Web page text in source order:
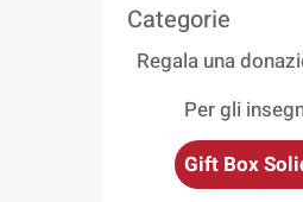
Categorie
Regala una
Per gli
Gift Box